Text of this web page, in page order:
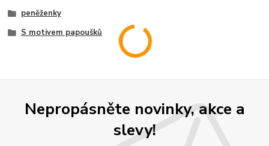
peněženky
S motivem papoušků
Nepropásněte novinky, akce a
slevy!